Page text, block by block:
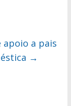
apoio a pais
→